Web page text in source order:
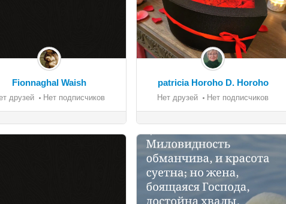
Fionnaghal Waish
друзей Нет подписчиков
patricia Horoho D. Horoho
Нет друзей Нет подписчиков